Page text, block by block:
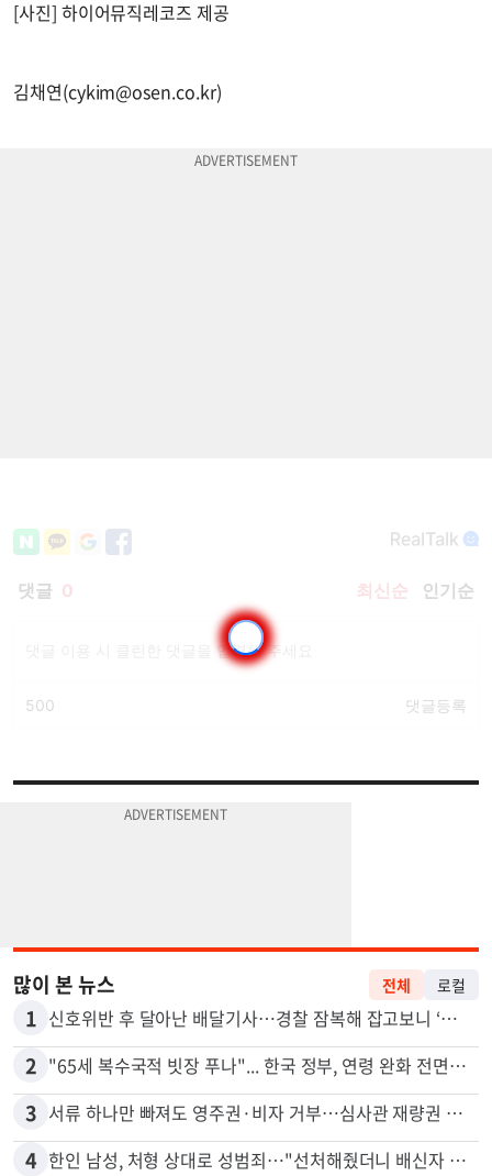
[사진] 하이어뮤직레코즈 제공
김채연(cykim@osen.co.kr)
많이 본 뉴스 전체 로컬
1 신호위반 후 달아난 배달기사…경찰 잠복해 잡고보니 ‘반전’
2 "65세 복수국적 빗장 푸나"... 한국 정부, 연령 완화 전면 추진
3 서류 하나만 빠져도 영주권·비자 거부…심사관 재량권 대폭 확대
4 한인 남성, 처형 상대로 성범죄…"선처해줬더니 배신자 취급"